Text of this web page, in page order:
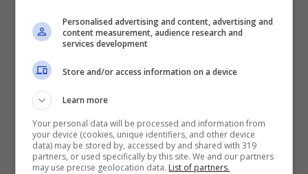
Come preparare la torta al cioccolato con riso soffiato di
(Mastrosasso.it)
Ingredienti:
Personalised advertising and content, advertising and
content measurement, audience research and
services development
Store and/or access information on a device
Learn more
Your personal data will be processed and information from
your device (cookies, unique identifiers, and other device
data) may be stored by, accessed by and shared with 319
partners, or used specifically by this site. We and our partners
may use precise geolocation data. List of partners.